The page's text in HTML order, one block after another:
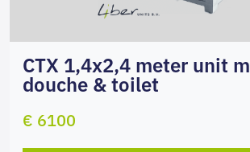
CTX 1,4x2,4 meter unit
douche & toilet
€ 6100